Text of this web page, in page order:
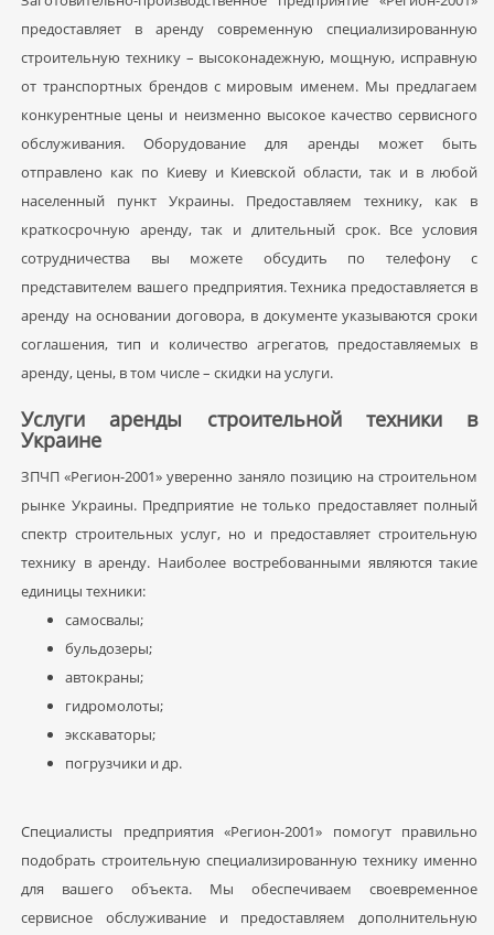
предоставляет в аренду современную специализированную
строительную технику – высоконадежную, мощную, исправную
от транспортных брендов с мировым именем. Мы предлагаем
конкурентные цены и неизменно высокое качество сервисного
обслуживания. Оборудование для аренды может быть
отправлено как по Киеву и Киевской области, так и в любой
населенный пункт Украины. Предоставляем технику, как в
краткосрочную аренду, так и длительный срок. Все условия
сотрудничества вы можете обсудить по телефону с
представителем вашего предприятия. Техника предоставляется в
аренду на основании договора, в документе указываются сроки
соглашения, тип и количество агрегатов, предоставляемых в
аренду, цены, в том числе – скидки на услуги.
Услуги аренды строительной техники в
Украине
ЗПЧП «Регион-2001» уверенно заняло позицию на строительном
рынке Украины. Предприятие не только предоставляет полный
спектр строительных услуг, но и предоставляет строительную
технику в аренду. Наиболее востребованными являются такие
единицы техники:
самосвалы;
бульдозеры;
автокраны;
гидромолоты;
экскаваторы;
погрузчики и др.
Специалисты предприятия «Регион-2001» помогут правильно
подобрать строительную специализированную технику именно
для вашего объекта. Мы обеспечиваем своевременное
сервисное обслуживание и предоставляем дополнительную